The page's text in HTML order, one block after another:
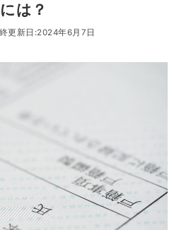
は？
2024年6月7日